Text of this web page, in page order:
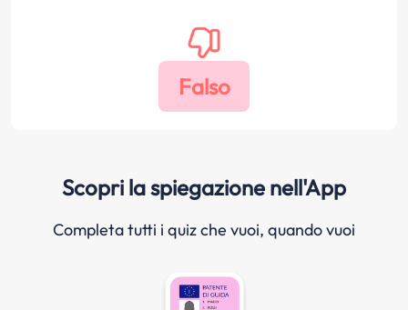
Scopri la spiegazione nell'App
Completa tutti i quiz che vuoi, quando vuoi